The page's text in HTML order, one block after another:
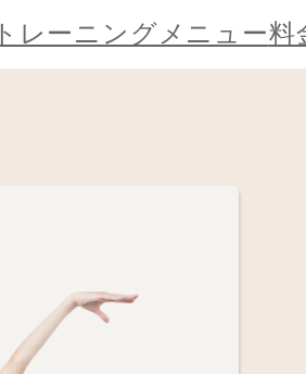
トレーニングメニュー料